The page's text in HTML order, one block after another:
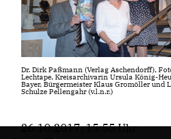
Dr. Dirk Paßmann (Verlag Aschendorff),
Lechtape, Kreisarchivarin Ursula König-
Bayer, Bürgermeister Klaus Gromöller und
Schulze Pellengahr (v.l.n.r.)
26.10.2017, 15:55 Uhr